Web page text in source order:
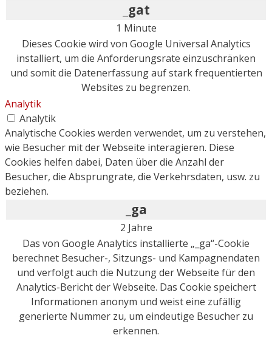
_gat
1 Minute
Dieses Cookie wird von Google Universal Analytics
installiert, um die Anforderungsrate einzuschränken
und somit die Datenerfassung auf stark frequentierten
Websites zu begrenzen.
Analytik
Analytik
Analytische Cookies werden verwendet, um zu verstehen,
wie Besucher mit der Webseite interagieren. Diese
Cookies helfen dabei, Daten über die Anzahl der
Besucher, die Absprungrate, die Verkehrsdaten, usw. zu
beziehen.
_ga
2 Jahre
Das von Google Analytics installierte „_ga“-Cookie
berechnet Besucher-, Sitzungs- und Kampagnendaten
und verfolgt auch die Nutzung der Webseite für den
Analytics-Bericht der Webseite. Das Cookie speichert
Informationen anonym und weist eine zufällig
generierte Nummer zu, um eindeutige Besucher zu
erkennen.